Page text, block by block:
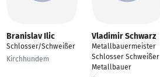
Branislav Ilic
Schlosser/Schweißer
Kirchhundem
Vladimir Schwarz
Metallbauermeister
Schlosser Schweißer
Metallbauer